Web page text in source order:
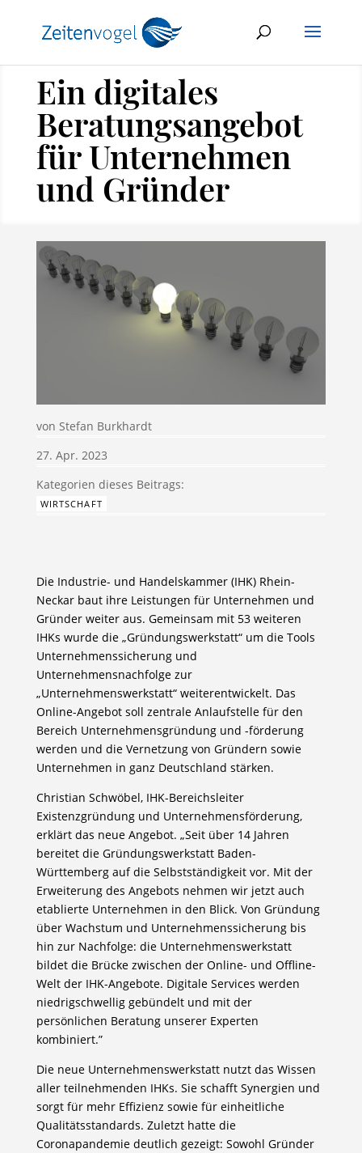
Ein digitales
Beratungsangebot
für Unternehmen
und Gründer
von Stefan Burkhardt
27. Apr. 2023
WIRTSCHAFT
Die Industrie- und Handelskammer (IHK) Rhein-
Neckar baut ihre Leistungen für Unternehmen und
Gründer weiter aus. Gemeinsam mit 53 weiteren
IHKs wurde die „Gründungswerkstatt“ um die Tools
Unternehmenssicherung und
Unternehmensnachfolge zur
„Unternehmenswerkstatt“ weiterentwickelt. Das
Online-Angebot soll zentrale Anlaufstelle für den
Bereich Unternehmensgründung und -förderung
werden und die Vernetzung von Gründern sowie
Unternehmen in ganz Deutschland stärken.
Christian Schwöbel, IHK-Bereichsleiter
Existenzgründung und Unternehmensförderung,
erklärt das neue Angebot. „Seit über 14 Jahren
bereitet die Gründungswerkstatt Baden-
Württemberg auf die Selbstständigkeit vor. Mit der
Erweiterung des Angebots nehmen wir jetzt auch
etablierte Unternehmen in den Blick. Von Gründung
über Wachstum und Unternehmenssicherung bis
hin zur Nachfolge: die Unternehmenswerkstatt
bildet die Brücke zwischen der Online- und Offline-
Welt der IHK-Angebote. Digitale Services werden
niedrigschwellig gebündelt und mit der
persönlichen Beratung unserer Experten
kombiniert.”
Die neue Unternehmenswerkstatt nutzt das Wissen
aller teilnehmenden IHKs. Sie schafft Synergien und
sorgt für mehr Effizienz sowie für einheitliche
Qualitätsstandards. Zuletzt hatte die
Coronapandemie deutlich gezeigt: Sowohl Gründer